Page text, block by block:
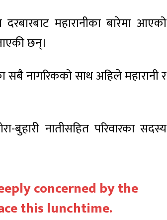
दरबारबाट महारानीका बारेमा आएको
छन्।
नागरिकको साथ अहिले महारानी र
बुहारी नातीसहित परिवारका सदस्य
concerned by the
this lunchtime.